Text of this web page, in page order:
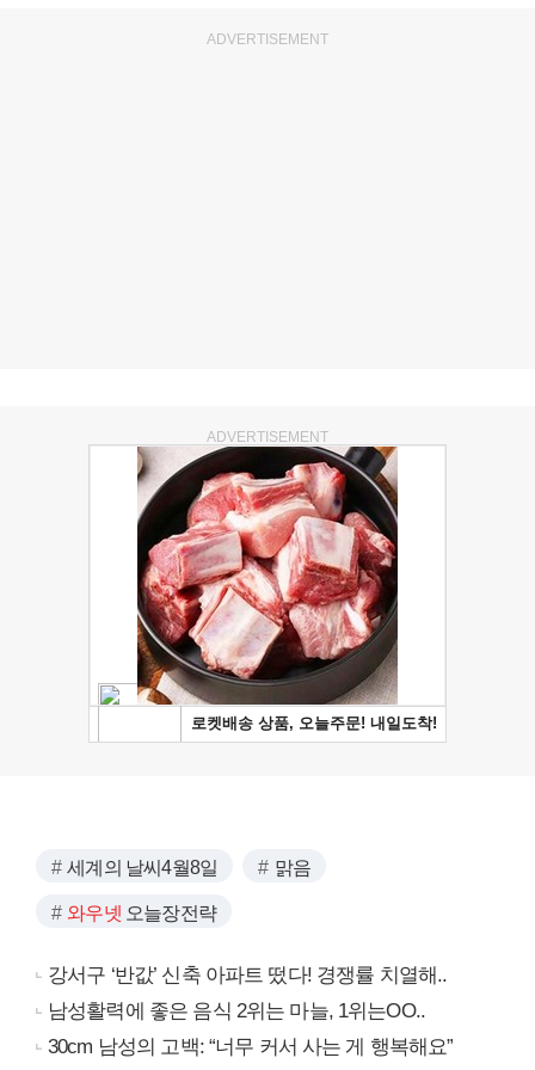
ADVERTISEMENT
ADVERTISEMENT
세계의 날씨4월8일 맑음
와우넷 오늘장전략
강서구 ‘반값’ 신축 아파트 떴다! 경쟁률 치열해..
남성활력에 좋은 음식 2위는 마늘, 1위는OO..
30cm 남성의 고백: “너무 커서 사는 게 행복해요”